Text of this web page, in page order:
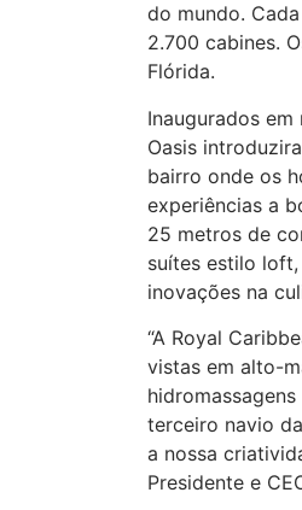
do mundo.
2.700 cabines.
Flórida.
Inaugurados
Oasis
bairro onde os
experiências a
25 metros de
suítes estilo
inovações na
“A Royal
vistas em alto-
terceiro navio
a nossa
Presidente e